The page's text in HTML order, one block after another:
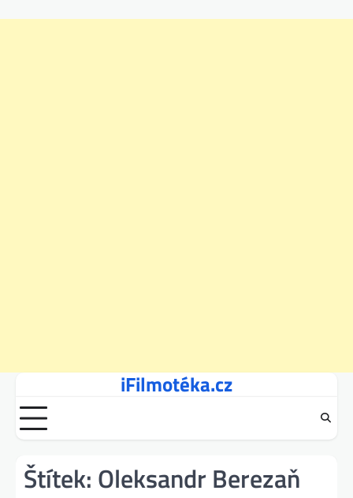
content
iFilmotéka.cz
Štítek: Oleksandr Berezaň